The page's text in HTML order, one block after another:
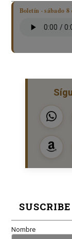
Boletín · sábado 8
Nombre